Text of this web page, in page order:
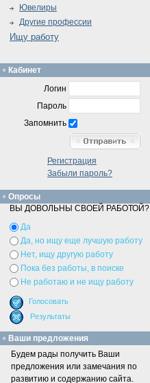
Ювелиры
Другие профессии
Ищу работу
Кабинет
Логин
Пароль
Запомнить
Регистрация
Забыли пароль?
Опросы
ВЫ ДОВОЛЬНЫ СВОЕЙ РАБОТОЙ?
Да
Да, но ищу еще лучшую работу
Нет, ищу другую работу
Пока без работы, в поиске
Не работаю и не ищу работу
Ваши предложения
Будем рады получить Ваши
предложения или замечания по
развитию и содержанию сайта.